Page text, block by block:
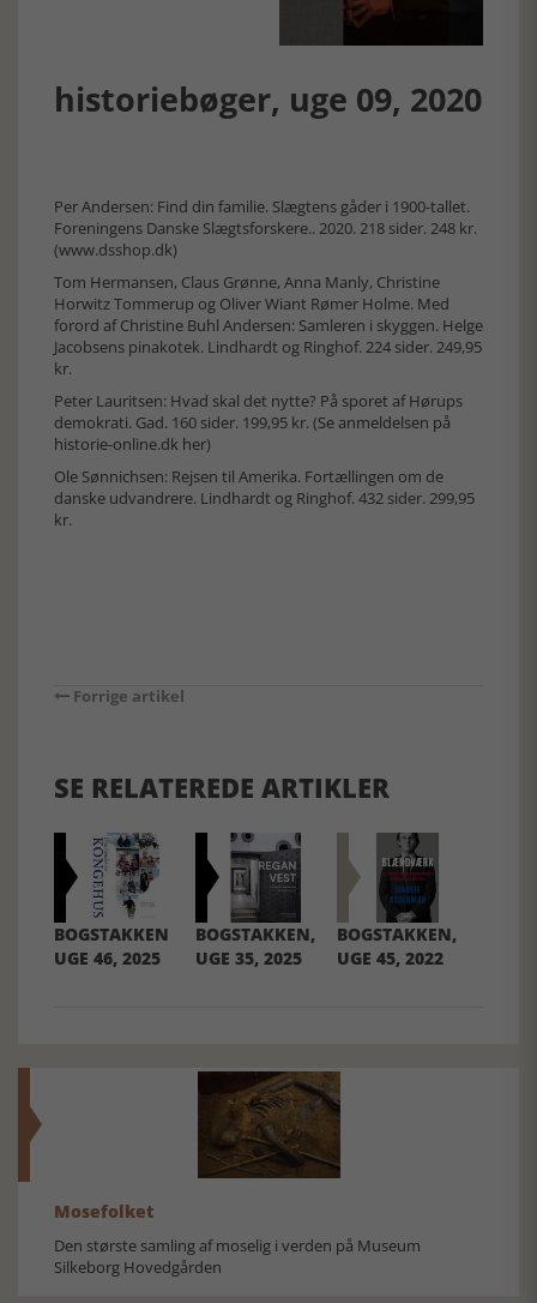
historiebøger, uge 09, 2020
Per Andersen: Find din familie. Slægtens gåder i 1900-tallet.
Foreningens Danske Slægtsforskere.. 2020. 218 sider. 248 kr.
(www.dsshop.dk)
Tom Hermansen, Claus Grønne, Anna Manly, Christine
Horwitz Tommerup og Oliver Wiant Rømer Holme. Med
forord af Christine Buhl Andersen: Samleren i skyggen. Helge
Jacobsens pinakotek. Lindhardt og Ringhof. 224 sider. 249,95
kr.
Peter Lauritsen: Hvad skal det nytte? På sporet af Hørups
demokrati. Gad. 160 sider. 199,95 kr. (Se anmeldelsen på
historie-online.dk her)
Ole Sønnichsen: Rejsen til Amerika. Fortællingen om de
danske udvandrere. Lindhardt og Ringhof. 432 sider. 299,95
kr.
Forrige artikel
SE RELATEREDE ARTIKLER
BOGSTAKKEN
UGE 46, 2025
BOGSTAKKEN,
UGE 35, 2025
BOGSTAKKEN,
UGE 45, 2022
Mosefolket
Den største samling af moselig i verden på Museum
Silkeborg Hovedgården